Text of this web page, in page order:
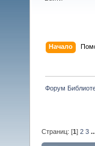
Начало
Форум
Страниц: [1 ] 2 3